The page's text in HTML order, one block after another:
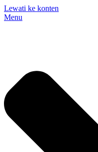
Lewati ke konten
Menu